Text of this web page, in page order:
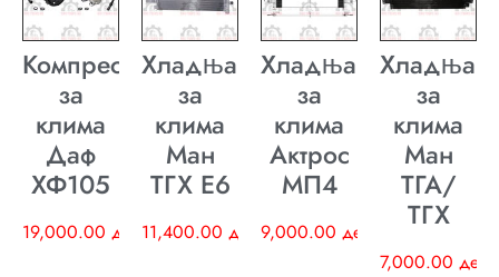
Компресор
за
клима
Даф
ХФ105
19,000.00 ден
Хладњак
за
клима
Ман
ТГХ E6
11,400.00 ден
Хладњак
за
клима
Актрос
МП4
9,000.00 ден
Хладњак
за
клима
Ман
ТГА/
ТГХ
7,000.00 ден